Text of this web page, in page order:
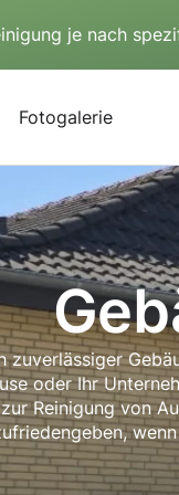
je nach
Fotogalerie
zuverlässiger
oder Ihr
Reinigung von